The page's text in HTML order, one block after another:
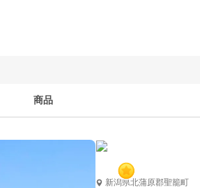
商品
新潟県北蒲原郡聖籠町